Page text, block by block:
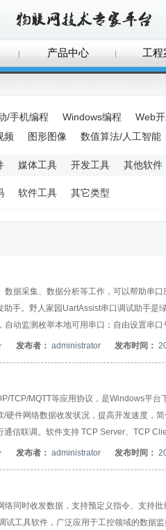
产品中心 工程
/手机编程 Windows编程 Web
频 图形图像 数值算法/人工智能
媒体工具 开发工具 其他软件
软件工具 其它类型
据采集、数据分析等工作，可以帮助串
手。野人家园UartAssist串口调试助手是
动监测枚举本地可用串口；自由设置串
、DSR、RTS等针脚状态位的检测控
处理发送，输入数据可以从外部文件导
别NMEA文本数据、实时解析经纬度坐标
发布者： administrator 发布时间：
TCP/MQTT等应用协议，是Windows平
件网络数据收发状况，提高开发速度，
信联调。软件支持 TCP Server、TCP
支持单播/组播/多播/广播；支持ASCII/
外部文件导入；可以保存预定义指令/数
安装，
发布者： administrator 发布时间：
同时收发数据，支持预定义指令、支持
工具软件，广泛应用于工控领域的数据